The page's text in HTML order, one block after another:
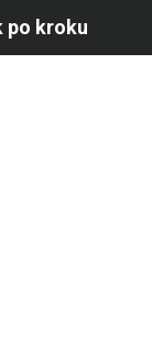
po kroku